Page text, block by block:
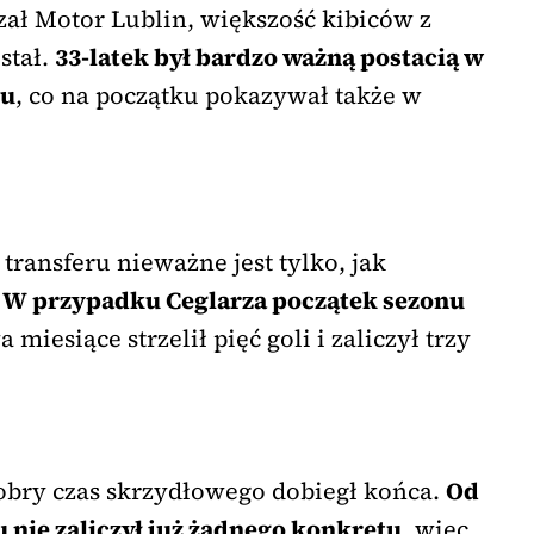
Motor Lublin, większość kibiców z
33-latek był bardzo ważną postacią w
, co na początku pokazywał także w
nieważne jest tylko, jak
W przypadku Ceglarza początek sezonu
miesiące strzelił pięć goli i zaliczył trzy
czas skrzydłowego dobiegł końca. Od